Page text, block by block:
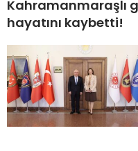
Kahramanmaraşlı
hayatını kaybetti!